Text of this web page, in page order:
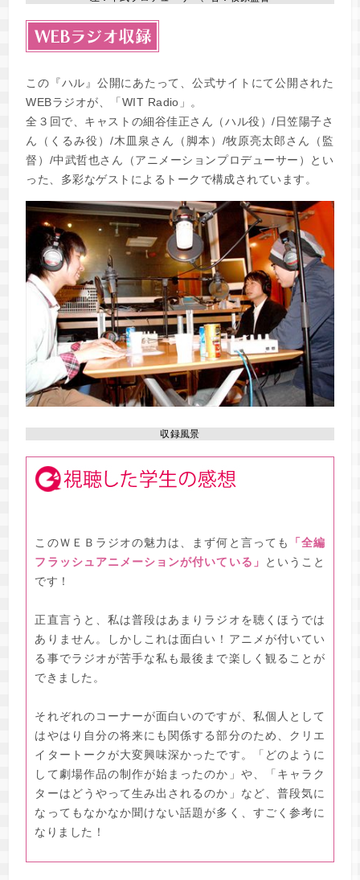
この『ハル』公開にあたって、公式サイトにて公開された
WEBラジオが、「WIT Radio」。
全３回で、キャストの細谷佳正さん（ハル役）/日笠陽子さ
ん（くるみ役）/木皿泉さん（脚本）/牧原亮太郎さん（監
督）/中武哲也さん（アニメーションプロデューサー）とい
った、多彩なゲストによるトークで構成されています。
収録風景
このＷＥＢラジオの魅力は、まず何と言っても
「全編
フラッシュアニメーションが付いている」
ということ
です！
正直言うと、私は普段はあまりラジオを聴くほうでは
ありません。しかしこれは面白い！アニメが付いてい
る事でラジオが苦手な私も最後まで楽しく観ることが
できました。
それぞれのコーナーが面白いのですが、私個人として
はやはり自分の将来にも関係する部分のため、クリエ
イタートークが大変興味深かったです。「どのように
して劇場作品の制作が始まったのか」や、「キャラク
ターはどうやって生み出されるのか」など、普段気に
なってもなかなか聞けない話題が多く、すごく参考に
なりました！